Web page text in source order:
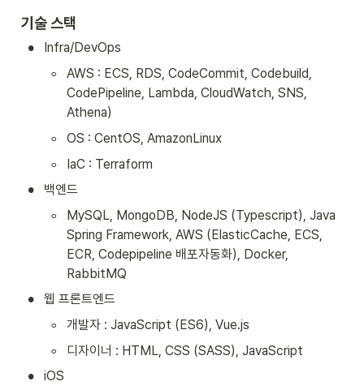
기술 스택
• Infra/DevOps
◦
AWS : ECS, RDS, CodeCommit, Codebuild,
CodePipeline, Lambda, CloudWatch, SNS,
Athena)
◦ OS : CentOS, AmazonLinux
◦ IaC : Terraform
• 백엔드
◦
MySQL, MongoDB, NodeJS (Typescript), Java
Spring Framework, AWS (ElasticCache, ECS,
ECR, Codepipeline 배포자동화), Docker,
RabbitMQ
• 웹 프론트엔드
◦ 개발자 : JavaScript (ES6), Vue.js
◦ 디자이너 : HTML, CSS (SASS), JavaScript
• iOS